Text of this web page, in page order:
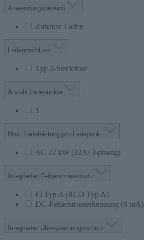
Anwendungsbereich
Zuhause Laden
Ladeanschluss
Typ 2-Steckdose
Anzahl Ladepunkte
1
Max. Ladeleistung pro Ladepunkt
AC 22 kW (32A/ 3-phasig)
Integrierter Fehlerstromschutz
FI Typ A (RCD Typ A)
DC-Fehlerstromerkennung (6 mA)
Integrierter Überspannungsschutz